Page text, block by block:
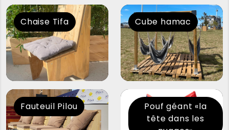
Chaise Tifa Cube hamac
Fauteuil Pilou
Pouf géant «la
tête dans les